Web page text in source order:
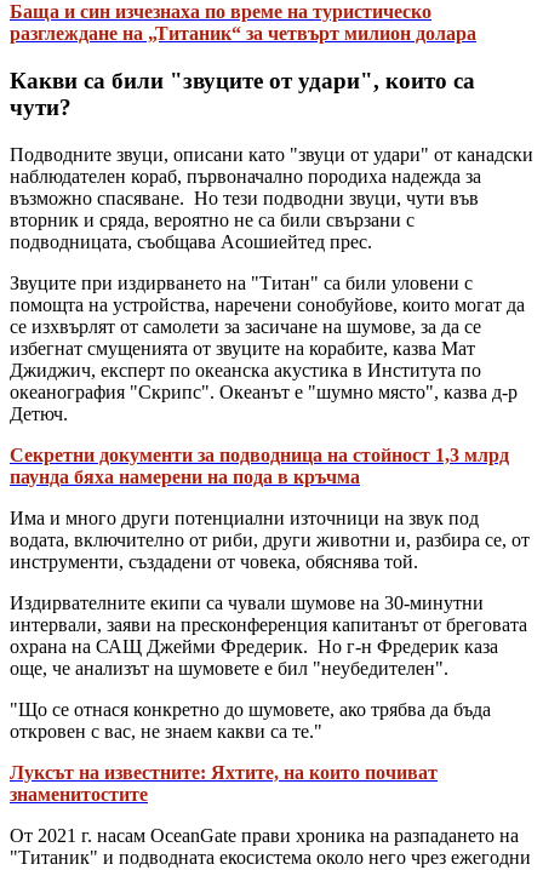
Баща и син изчезнаха по време на туристическо
разглеждане на „Титаник“ за четвърт милион долара
Какви са били "звуците от удари", които са
чути?
Подводните звуци, описани като "звуци от удари" от канадски
наблюдателен кораб, първоначално породиха надежда за
възможно спасяване. Но тези подводни звуци, чути във
вторник и сряда, вероятно не са били свързани с
подводницата, съобщава Асошиейтед прес.
Звуците при издирването на "Титан" са били уловени с
помощта на устройства, наречени сонобуйове, които могат да
се изхвърлят от самолети за засичане на шумове, за да се
избегнат смущенията от звуците на корабите, казва Мат
Джиджич, експерт по океанска акустика в Института по
океанография "Скрипс". Океанът е "шумно място", казва д-р
Детюч.
Секретни документи за подводница на стойност 1,3 млрд
паунда бяха намерени на пода в кръчма
Има и много други потенциални източници на звук под
водата, включително от риби, други животни и, разбира се, от
инструменти, създадени от човека, обяснява той.
Издирвателните екипи са чували шумове на 30-минутни
интервали, заяви на пресконференция капитанът от бреговата
охрана на САЩ Джейми Фредерик. Но г-н Фредерик каза
още, че анализът на шумовете е бил "неубедителен".
"Що се отнася конкретно до шумовете, ако трябва да бъда
откровен с вас, не знаем какви са те."
Луксът на известните: Яхтите, на които почиват
знаменитостите
От 2021 г. насам OceanGate прави хроника на разпадането на
"Титаник" и подводната екосистема около него чрез ежегодни